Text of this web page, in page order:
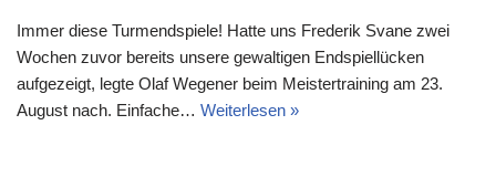
Immer diese Turmendspiele! Hatte uns Frederik Svane zwei
Wochen zuvor bereits unsere gewaltigen Endspiellücken
aufgezeigt, legte Olaf Wegener beim Meistertraining am 23.
August nach. Einfache… Weiterlesen »